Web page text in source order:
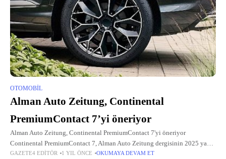
OTOMOBIL
Alman Auto Zeitung, Continental
PremiumContact 7’yi öneriyor
Alman Auto Zeitung, Continental PremiumContact 7'yi öneriyor
Continental PremiumContact 7, Alman Auto Zeitung dergisinin 2025 yaz
lastiği testinde "yüksek derecede tavsiye edilen" lastik olarak seçildi.
GAZETE4 EDITÖR 1 YIL ÖNCE OKUMAYA DEVAM ET